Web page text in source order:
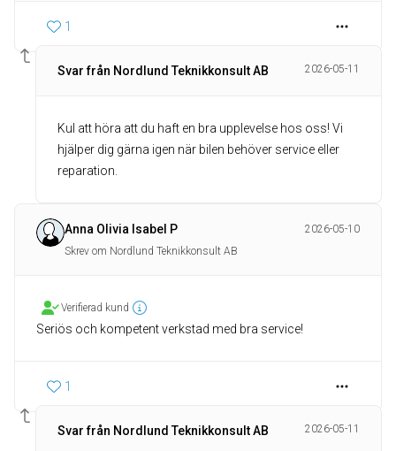
1
Svar från Nordlund Teknikkonsult AB 2026-05-11
Kul att höra att du haft en bra upplevelse hos oss! Vi
hjälper dig gärna igen när bilen behöver service eller
reparation.
Anna Olivia Isabel P
2026-05-10
Skrev om Nordlund Teknikkonsult AB
Verifierad kund
Seriös och kompetent verkstad med bra service!
1
Svar från Nordlund Teknikkonsult AB 2026-05-11